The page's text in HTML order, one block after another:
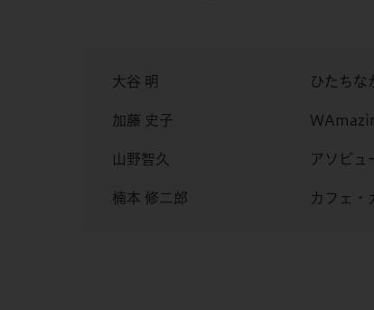
大谷 明 ひたちな
加藤 史子
山野智久 アソビュ
楠本 修二郎 カフェ・